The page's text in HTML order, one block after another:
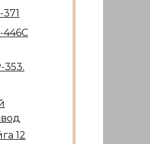
446С
353.
12